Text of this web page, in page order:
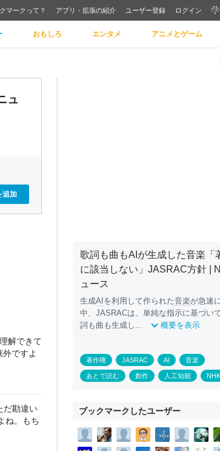
マークって？ アプリ・拡張の紹介 ユーザー登録 ログイン
おもしろ エンタメ アニメとゲーム
ュ
追加
解できて
ですよ
だ勘違い
ね。もち
歌詞も曲もAIが生成した音楽「
に該当しない」JASRAC方針 |
ュース
生成AI を利用して作られた音楽が急速
中、JASRACは、単純な指示に基づい
詞も曲も生成し...
概要を表示
著作権 JASRAC AI 音楽
あとで読む 創作 人工知能 NHK
ブックマークしたユーザー